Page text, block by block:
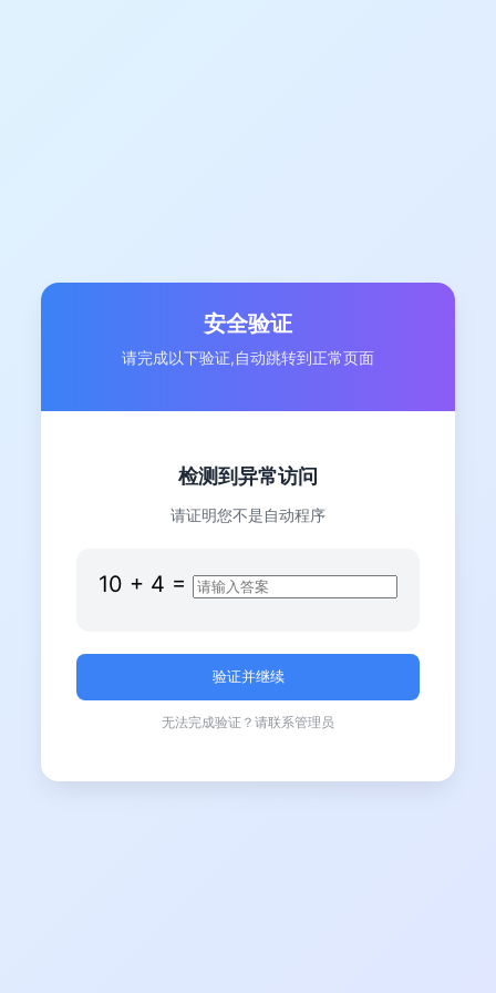
安全验证
请完成以下验证,自动跳转到正常页面
检测到异常访问
请证明您不是自动程序
10 + 4 =
无法完成验证？请联系管理员